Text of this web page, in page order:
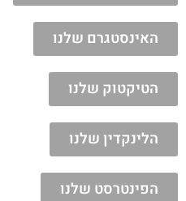
האינסטגרם שלנו
הטיקטוק שלנו
הלינקדין שלנו
הפינטרסט שלנו